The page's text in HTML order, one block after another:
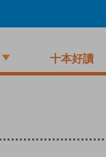
十本好讀